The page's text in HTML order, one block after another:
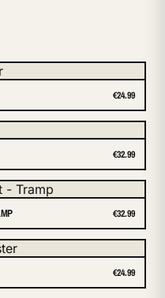
€24.99
€32.99
€32.99
€24.99